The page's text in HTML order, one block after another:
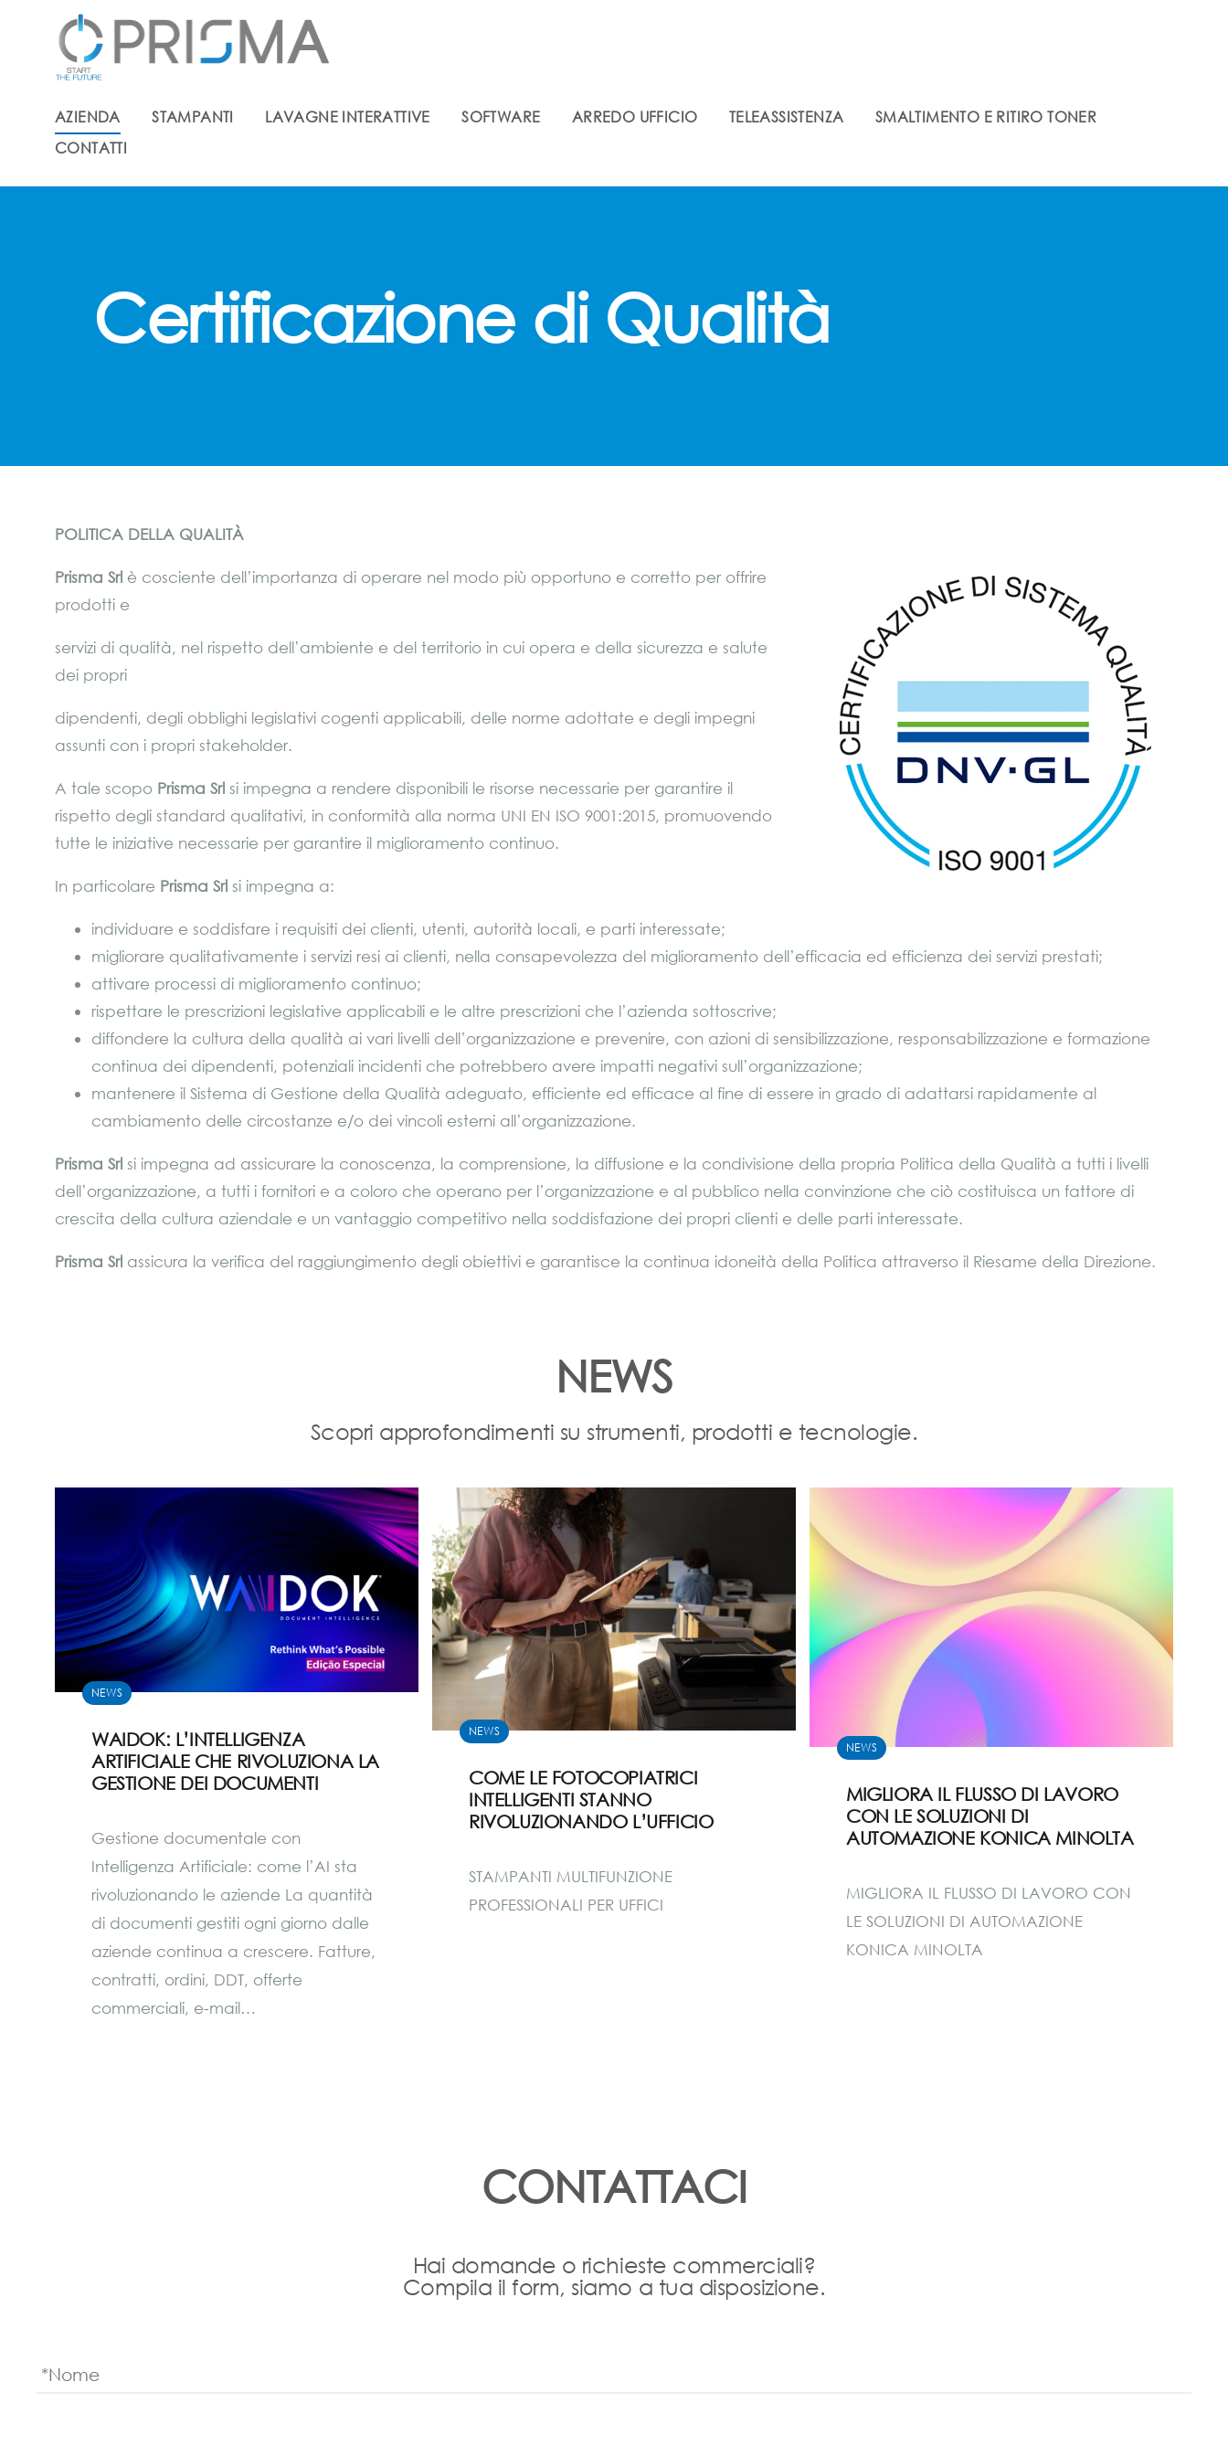
AZIENDA STAMPANTI LAVAGNE INTERATTIVE SOFTWARE ARREDO UFFICIO TELEASSISTENZA
SMALTIMENTO E RITIRO TONER
CONTATTI
Certificazione di Qualità
POLITICA DELLA QUALITÀ
Prisma Srl è cosciente dell’importanza di operare nel modo più opportuno e corretto per offrire
prodotti e
servizi di qualità, nel rispetto dell’ambiente e del territorio in cui opera e della sicurezza e salute
dei propri
dipendenti, degli obblighi legislativi cogenti applicabili, delle norme adottate e degli impegni
assunti con i propri stakeholder.
A tale scopo Prisma Srl si impegna a rendere disponibili le risorse necessarie per garantire il
rispetto degli standard qualitativi, in conformità alla norma UNI EN ISO 9001:2015, promuovendo
tutte le iniziative necessarie per garantire il miglioramento continuo.
In particolare Prisma Srl si impegna a:
individuare e soddisfare i requisiti dei clienti, utenti, autorità locali, e parti interessate;
migliorare qualitativamente i servizi resi ai clienti, nella consapevolezza del miglioramento dell’efficacia ed efficienza dei servizi prestati;
attivare processi di miglioramento continuo;
rispettare le prescrizioni legislative applicabili e le altre prescrizioni che l’azienda sottoscrive;
diffondere la cultura della qualità ai vari livelli dell’organizzazione e prevenire, con azioni di sensibilizzazione, responsabilizzazione e formazione
continua dei dipendenti, potenziali incidenti che potrebbero avere impatti negativi sull’organizzazione;
mantenere il Sistema di Gestione della Qualità adeguato, efficiente ed efficace al fine di essere in grado di adattarsi rapidamente al
cambiamento delle circostanze e/o dei vincoli esterni all’organizzazione.
Prisma Srl si impegna ad assicurare la conoscenza, la comprensione, la diffusione e la condivisione della propria Politica della Qualità a tutti i livelli
dell’organizzazione, a tutti i fornitori e a coloro che operano per l’organizzazione e al pubblico nella convinzione che ciò costituisca un fattore di
crescita della cultura aziendale e un vantaggio competitivo nella soddisfazione dei propri clienti e delle parti interessate.
Prisma Srl assicura la verifica del raggiungimento degli obiettivi e garantisce la continua idoneità della Politica attraverso il Riesame della Direzione.
NEWS
Scopri approfondimenti su strumenti, prodotti e tecnologie.
NEWS
WAIDOK: L’INTELLIGENZA
ARTIFICIALE CHE RIVOLUZIONA LA
GESTIONE DEI DOCUMENTI
Gestione documentale con
Intelligenza Artificiale: come l’AI sta
rivoluzionando le aziende La quantità
di documenti gestiti ogni giorno dalle
aziende continua a crescere. Fatture,
contratti, ordini, DDT, offerte
commerciali, e-mail…
NEWS
COME LE FOTOCOPIATRICI
INTELLIGENTI STANNO
RIVOLUZIONANDO L’UFFICIO
STAMPANTI MULTIFUNZIONE
PROFESSIONALI PER UFFICI
NEWS
MIGLIORA IL FLUSSO DI LAVORO
CON LE SOLUZIONI DI
AUTOMAZIONE KONICA MINOLTA
MIGLIORA IL FLUSSO DI LAVORO CON
LE SOLUZIONI DI AUTOMAZIONE
KONICA MINOLTA
CONTATTACI
Hai domande o richieste commerciali?
Compila il form, siamo a tua disposizione.